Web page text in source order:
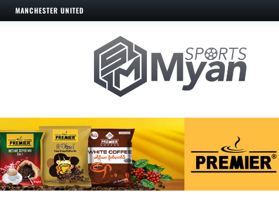
MANCHESTER UNITED